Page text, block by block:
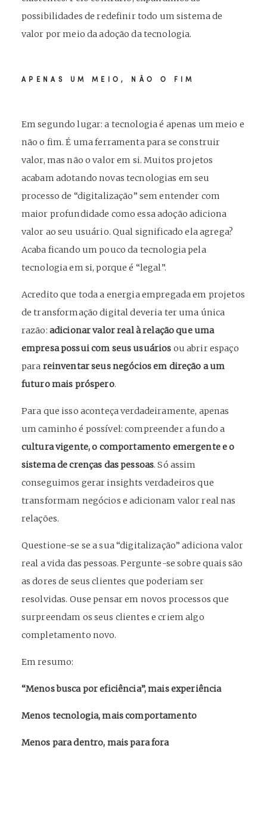
possibilidades de redefinir todo um sistema de
valor por meio da adoção da tecnologia.
APENAS UM MEIO, NÃO O FIM
Em segundo lugar: a tecnologia é apenas um meio e
não o fim. É uma ferramenta para se construir
valor, mas não o valor em si. Muitos projetos
acabam adotando novas tecnologias em seu
processo de “digitalização” sem entender com
maior profundidade como essa adoção adiciona
valor ao seu usuário. Qual significado ela agrega?
Acaba ficando um pouco da tecnologia pela
tecnologia em si, porque é “legal”.
Acredito que toda a energia empregada em projetos
de transformação digital deveria ter uma única
razão: adicionar valor real à relação que uma
empresa possui com seus usuários ou abrir espaço
para reinventar seus negócios em direção a um
futuro mais próspero.
Para que isso aconteça verdadeiramente, apenas
um caminho é possível: compreender a fundo a
cultura vigente, o comportamento emergente e o
sistema de crenças das pessoas. Só assim
conseguimos gerar insights verdadeiros que
transformam negócios e adicionam valor real nas
relações.
Questione-se se a sua “digitalização” adiciona valor
real a vida das pessoas. Pergunte-se sobre quais são
as dores de seus clientes que poderiam ser
resolvidas. Ouse pensar em novos processos que
surpreendam os seus clientes e criem algo
completamento novo.
Em resumo:
“Menos busca por eficiência”, mais experiência
Menos tecnologia, mais comportamento
Menos para dentro, mais para fora